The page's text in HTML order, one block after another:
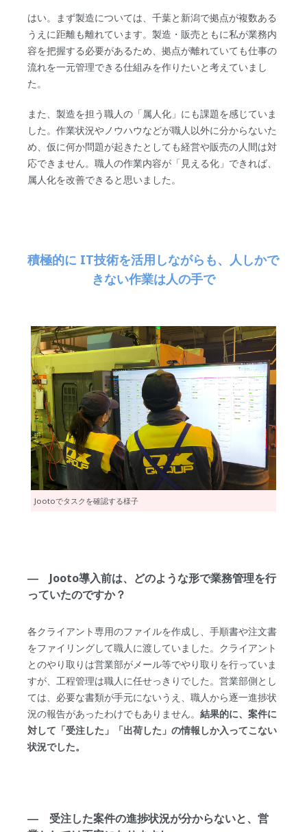
はい。まず製造については、千葉と新潟で拠点が複数ある
うえに距離も離れています。製造・販売ともに私が業務内
容を把握する必要があるため、拠点が離れていても仕事の
流れを一元管理できる仕組みを作りたいと考えていまし
た。
また、製造を担う職人の「属人化」にも課題を感じていま
した。作業状況やノウハウなどが職人以外に分からないた
め、仮に何か問題が起きたとしても経営や販売の人間は対
応できません。職人の作業内容が「見える化」できれば、
属人化を改善できると思いました。
積極的に IT技術を活用しながらも、人しかで
きない作業は人の手で
Jootoでタスクを確認する様子
― Jooto導入前は、どのような形で業務管理を行
っていたのですか？
各クライアント専用のファイルを作成し、手順書や注文書
をファイリングして職人に渡していました。クライアント
とのやり取りは営業部がメール等でやり取りを行っていま
すが、工程管理は職人に任せっきりでした。営業部側とし
ては、必要な書類が手元にないうえ、職人から逐一進捗状
況の報告があったわけでもありません。結果的に、案件に
対して「受注した」「出荷した」の情報しか入ってこない
状況でした。
― 受注した案件の進捗状況が分からないと、営